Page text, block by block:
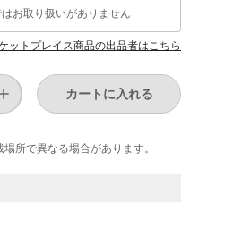
お取り扱いがありません
ットプレイス商品の出品者はこちら
カートに入れる
所で​異なる​場合が​あります。